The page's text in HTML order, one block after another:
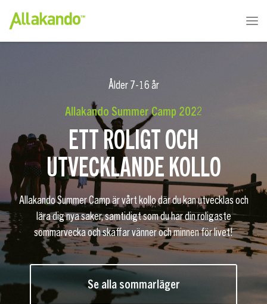
Ålder 7-16 år
Allakando Summer Camp 2022
ETT ROLIGT OCH
UTVECKLANDE KOLLO
Allakando Summer Camp är vårt kollo där du kan utvecklas och
lära dig nya saker, samtidigt som du har din roligaste
sommarvecka och skaffar vänner och minnen för livet!
Se alla sommarläger